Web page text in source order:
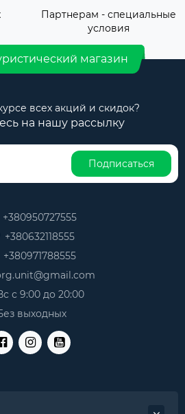
Партнерам - специальные
условия
магазин
всех акций и скидок?
на нашу рассылку
Подписаться
+380950727555
+380632118555
+380971788555
с 9:00 до 20:00
выходных